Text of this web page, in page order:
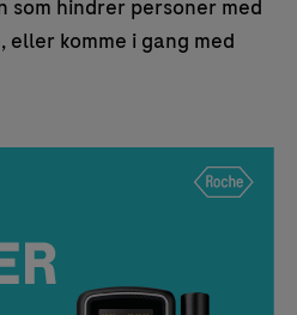
hindrer personer med
komme i gang med